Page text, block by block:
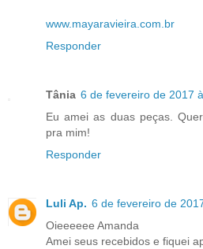
www.mayaravieira.com.br
Responder
Tânia 6 de fevereiro de 2017
Eu amei as duas peças.
pra mim!
Responder
Luli Ap. 6 de fevereiro de
Oieeeeee Amanda
Amei seus recebidos e fiquei